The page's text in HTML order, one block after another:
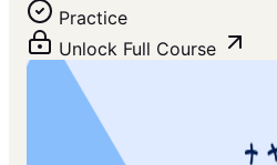
Practice
Unlock Full Course